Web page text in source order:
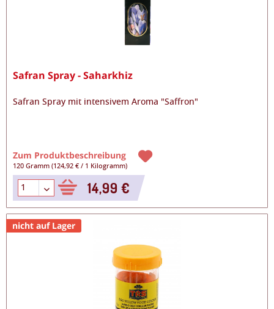
Safran Spray - Saharkhiz
Safran Spray mit intensivem Aroma "Saffron"
Zum Produktbeschreibung
120 Gramm(124,92 € / 1 Kilogramm)
14,99 €
nicht auf Lager